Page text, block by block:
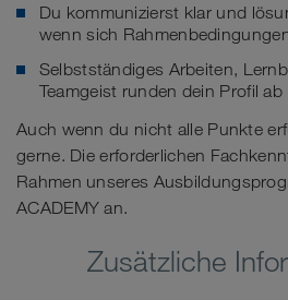
Du kommunizierst klar und
wenn sich
Selbstständiges Arbeiten,
Teamgeist runden dein Profil ab
Auch wenn du nicht alle Punkte
gerne. Die erforderlichen
Rahmen unseres
ACADEMY an.
Zusätzliche